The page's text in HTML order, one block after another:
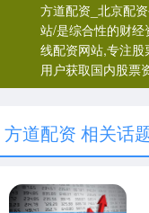
方道配资_北京配
站/是综合性的财
线配资网站,专注
用户获取国内股票
方道配资 相关话